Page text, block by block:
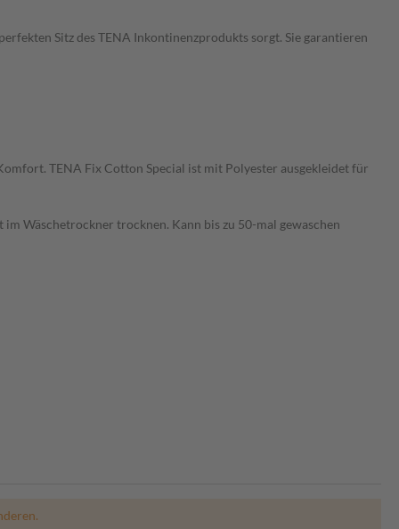
Sitz des TENA Inkontinenzprodukts sorgt. Sie garantieren
TENA Fix Cotton Special ist mit Polyester ausgekleidet für
Wäschetrockner trocknen. Kann bis zu 50-mal gewaschen